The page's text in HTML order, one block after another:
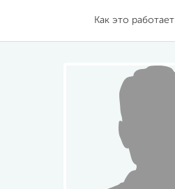
Как это работает